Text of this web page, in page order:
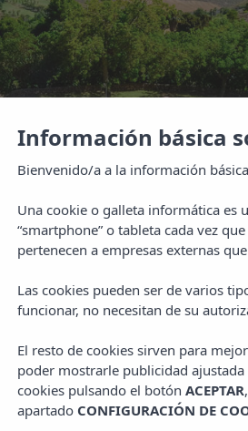
Información básica
Bienvenido/a a la información
Una cookie o galleta informática es
“smartphone” o tableta cada vez
pertenecen a empresas externas
Las cookies pueden ser de varios
funcionar, no necesitan de su
El resto de cookies sirven para
poder mostrarle publicidad ajustada
cookies pulsando el botón ACEPTAR
apartado CONFIGURACIÓN DE